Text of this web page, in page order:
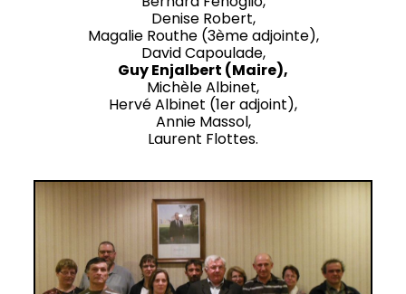
Denise Robert,
Magalie Routhe (3ème adjointe),
David Capoulade,
Guy Enjalbert (Maire),
Michèle Albinet,
Hervé Albinet (1er adjoint),
Annie Massol,
Laurent Flottes.